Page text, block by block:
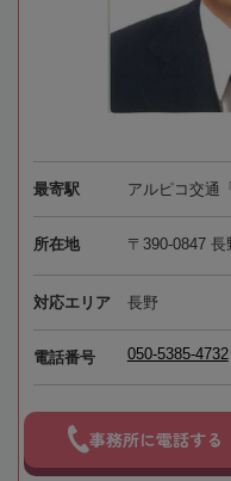
最寄駅 アルピコ交通
所在地 〒390-0847
対応エリア 長野
電話番号 050-5385-4732
事務所に電話する